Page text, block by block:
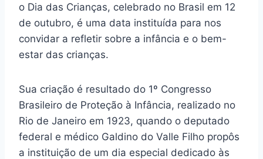
o Dia das Crianças, celebrado no Brasil em 12
de outubro, é uma data instituída para nos
convidar a refletir sobre a infância e o bem-
estar das crianças.
Sua criação é resultado do 1º Congresso
Brasileiro de Proteção à Infância, realizado no
Rio de Janeiro em 1923, quando o deputado
federal e médico Galdino do Valle Filho propôs
a instituição de um dia especial dedicado às